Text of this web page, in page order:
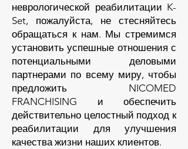
неврологической реабилитации K-
Set, пожалуйста, не стесняйтесь
обращаться к нам. Мы стремимся
установить успешные отношения с
потенциальными деловыми
партнерами по всему миру, чтобы
предложить NICOMED
FRANCHISING и обеспечить
действительно целостный подход к
реабилитации для улучшения
качества жизни наших клиентов.